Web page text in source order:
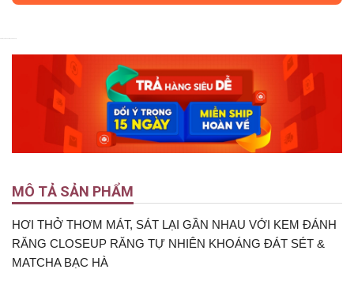
MÔ TẢ SẢN PHẨM
HƠI THỞ THƠM MÁT, SÁT LẠI GẦN NHAU VỚI KEM ĐÁNH
RĂNG CLOSEUP RĂNG TỰ NHIÊN KHOÁNG ĐÁT SÉT &
MATCHA BẠC HÀ